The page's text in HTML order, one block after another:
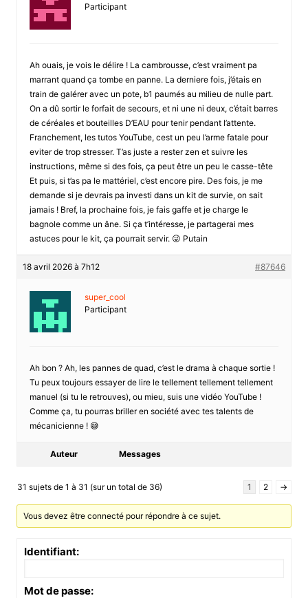
Participant
Ah ouais, je vois le délire ! La cambrousse, c’est vraiment pa
marrant quand ça tombe en panne. La derniere fois, j’étais en
train de galérer avec un pote, b1 paumés au milieu de nulle part.
On a dû sortir le forfait de secours, et ni une ni deux, c’était barres
de céréales et bouteilles D’EAU pour tenir pendant l’attente.
Franchement, les tutos YouTube, cest un peu l’arme fatale pour
eviter de trop stresser. T’as juste a rester zen et suivre les
instructions, même si des fois, ça peut être un peu le casse-tête
Et puis, si t’as pa le mattériel, c’est encore pire. Des fois, je me
demande si je devrais pa investi dans un kit de survie, on sait
jamais ! Bref, la prochaine fois, je fais gaffe et je charge le
bagnole comme un âne. Si ça t’intéresse, je partagerai mes
astuces pour le kit, ça pourrait servir. 😜 Putain
18 avril 2026 à 7h12 #87646
super_cool
Participant
Ah bon ? Ah, les pannes de quad, c’est le drama à chaque sortie !
Tu peux toujours essayer de lire le tellement tellement tellement
manuel (si tu le retrouves), ou mieu, suis une vidéo YouTube !
Comme ça, tu pourras briller en société avec tes talents de
mécanicienne ! 😅
Auteur Messages
31 sujets de 1 à 31 (sur un total de 36) 1 2 →
Vous devez être connecté pour répondre à ce sujet.
Identifiant:
Mot de passe: